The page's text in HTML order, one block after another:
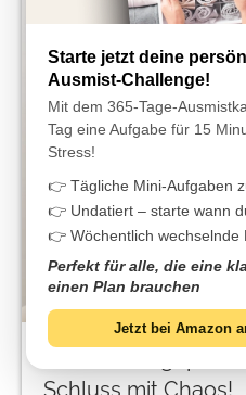
Starte jetzt deine
Ausmist-Challenge!
Mit dem 365-Tage-
Tag eine Aufgabe für 15
Stress!
👉 Tägliche Mini-Aufgaben
👉 Undatiert – starte wann
👉 Wöchentlich wechselnde
Perfekt für alle, die eine
einen Plan brauchen
Jetzt bei Amazon